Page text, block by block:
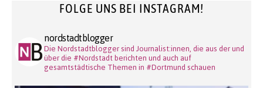
FOLGE UNS BEI INSTAGRAM!
nordstadtblogger
Die Nordstadtblogger sind Journalist:innen, die aus der und
über die #Nordstadt berichten und auch auf
gesamtstädtische Themen in #Dortmund schauen